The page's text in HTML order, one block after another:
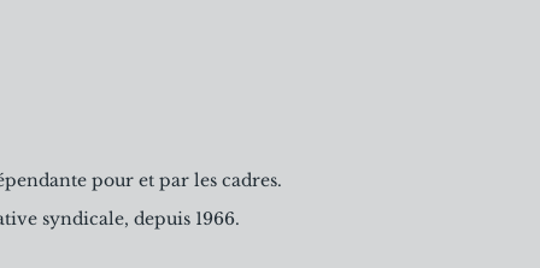
pour et par les cadres.
syndicale, depuis 1966.